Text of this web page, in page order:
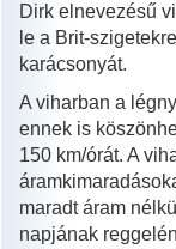
Dirk elnevezésű
le a Brit-
karácsonyát.
A viharban a
ennek is
150 km/órát. A
maradt áram
napjának